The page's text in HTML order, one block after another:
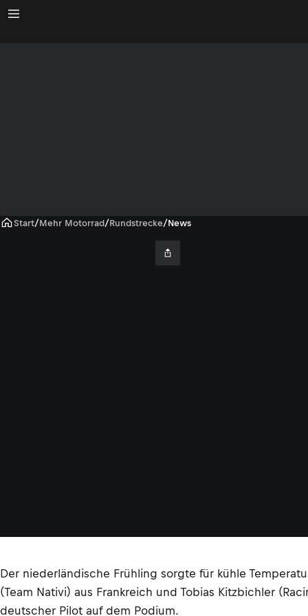
Start/Mehr Motorrad/Rundstrecke/News
Der niederländische Frühling sorgte für kühle
(Team Nativi) aus Frankreich und Tobias Kitzbichler
deutscher Pilot auf dem Podium.